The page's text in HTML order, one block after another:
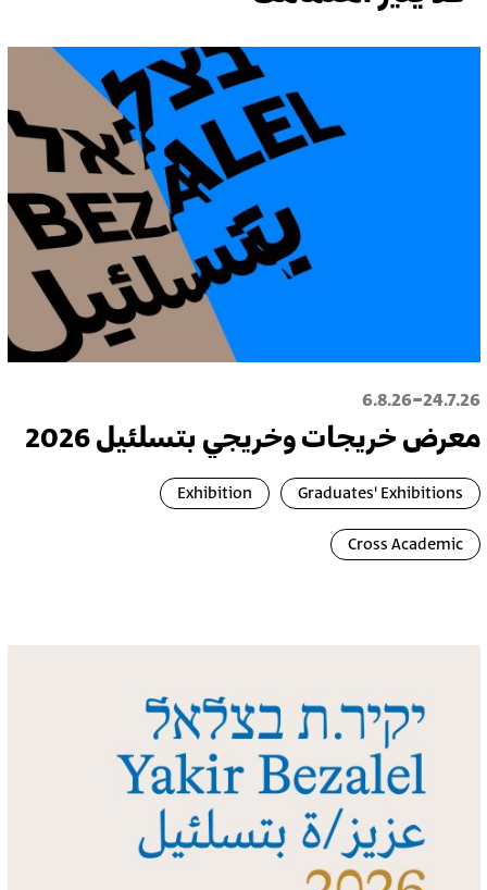
24.7.26
-
6.8.26
معرض خريجات وخريجي بتسلئيل 2026
Graduates' Exhibitions
Exhibition
Cross Academic